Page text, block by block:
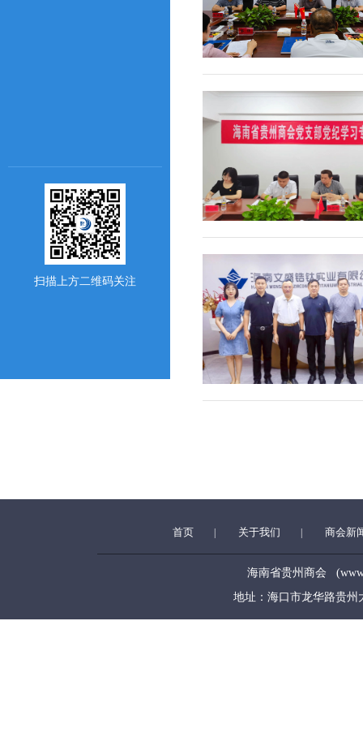
扫描上方二维码关注
首页 关于我们 商会新
海南省贵州商会
地址：海口市龙华路贵州